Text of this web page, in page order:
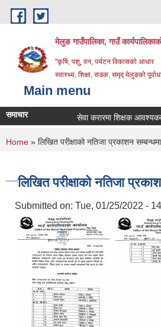
Skip to main content
मेलुङ गाउँपालिका, गाउँ
"कृषि, पशु, वन, पर्यटन विकासको आधार
स्वास्थ्य, शिक्षा, सडक, समृद् मेलुङको
Main menu
समाचार सेवा करारमा शिक्षक आवश्‍यकता
You are here
Home » लिखित परीक्षाको नतिजा प्रकाशन सम्बन्धमा
लिखित परीक्षाको नतिजा
Submitted on: Tue, 01/25/2022 -